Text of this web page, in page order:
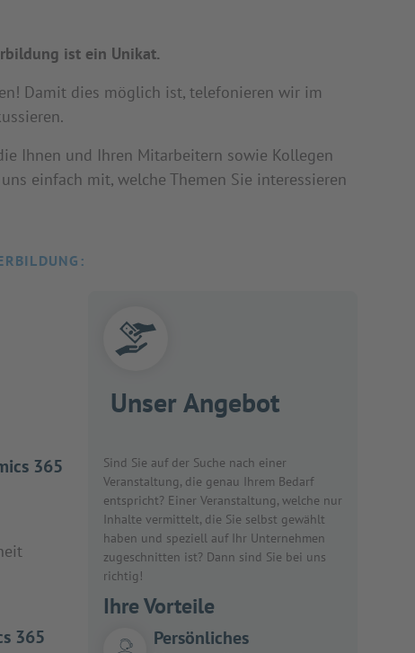
ist ein Unikat.
Damit dies möglich ist, telefonieren wir im
Ihnen und Ihren Mitarbeitern sowie Kollegen
einfach mit, welche Themen Sie interessieren
365
365
Unser Angebot
Sind Sie auf der Suche nach einer
Veranstaltung, die genau Ihrem Bedarf
entspricht? Einer Veranstaltung, welche nur
Inhalte vermittelt, die Sie selbst gewählt
haben und speziell auf Ihr Unternehmen
zugeschnitten ist? Dann sind Sie bei uns
richtig!
Ihre Vorteile
Persönliches